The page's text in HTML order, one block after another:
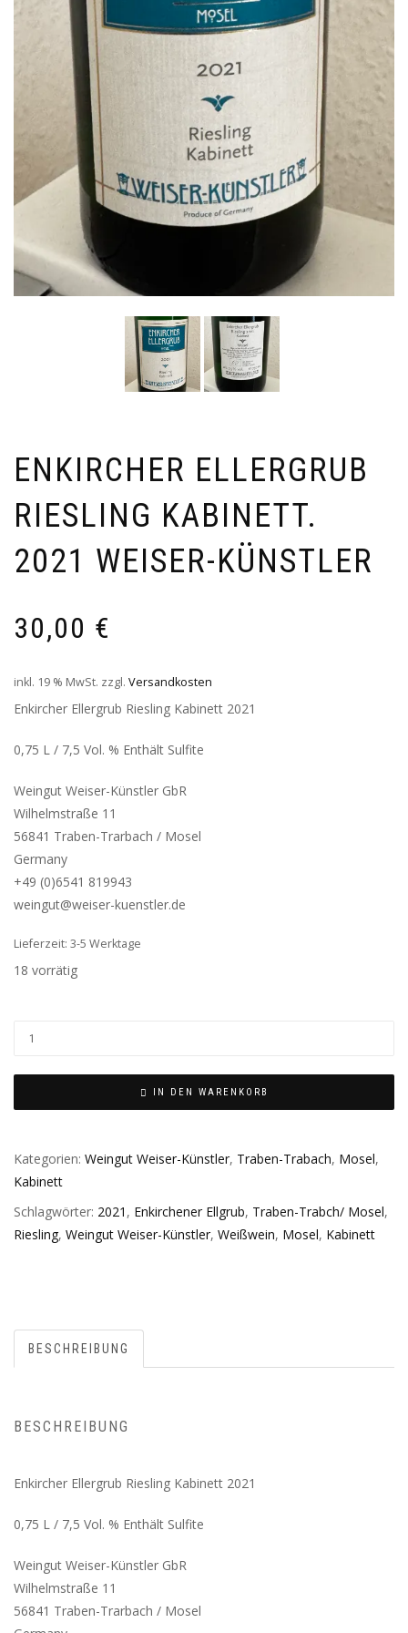
ENKIRCHER ELLERGRUB
RIESLING KABINETT.
2021 WEISER-KÜNSTLER
30,00 €
inkl. 19 % MwSt. zzgl. Versandkosten
Enkircher Ellergrub Riesling Kabinett 2021
0,75 L / 7,5 Vol. % Enthält Sulfite
Weingut Weiser-Künstler GbR
Wilhelmstraße 11
56841 Traben-Trarbach / Mosel
Germany
+49 (0)6541 819943
weingut@weiser-kuenstler.de
Lieferzeit: 3-5 Werktage
18 vorrätig
IN DEN WARENKORB
Kategorien: Weingut Weiser-Künstler, Traben-Trabach, Mosel,
Kabinett
Schlagwörter: 2021 , Enkirchener Ellgrub, Traben-Trabch/ Mosel,
Riesling, Weingut Weiser-Künstler, Weißwein, Mosel, Kabinett
BESCHREIBUNG
BESCHREIBUNG
Enkircher Ellergrub Riesling Kabinett 2021
0,75 L / 7,5 Vol. % Enthält Sulfite
Weingut Weiser-Künstler GbR
Wilhelmstraße 11
56841 Traben-Trarbach / Mosel